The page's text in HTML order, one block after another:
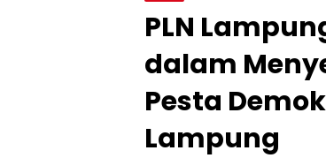
PLN
dalam
Pesta
Lampung